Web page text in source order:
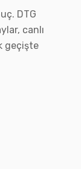
DTG
canlı
geçişte